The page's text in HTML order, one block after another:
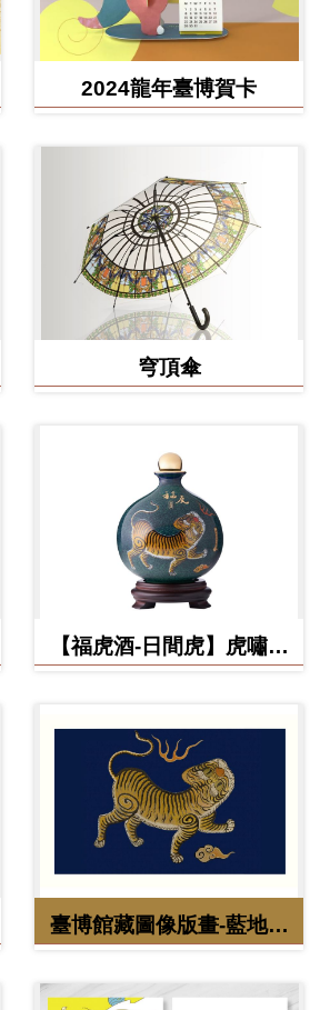
2024龍年臺博賀卡
穹頂傘
【福虎酒-日間虎】虎嘯台
臺博館藏圖像版畫-藍地黃